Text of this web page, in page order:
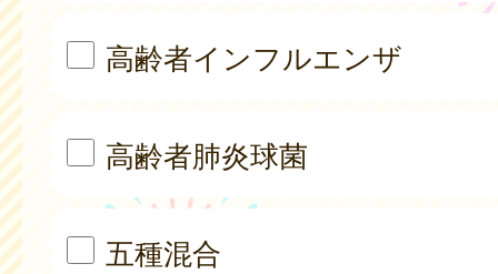
高齢者インフルエンザ
高齢者肺炎球菌
五種混合